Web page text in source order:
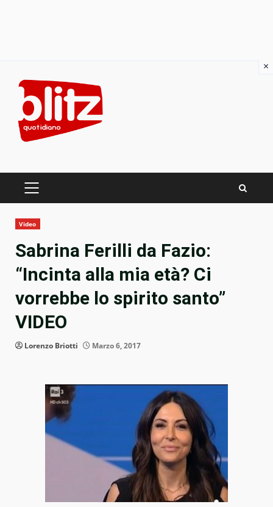
content
PRIMARY
Video
Sabrina Ferilli da Fazio:
“Incinta alla mia età? Ci
vorrebbe lo spirito santo”
VIDEO
Lorenzo Briotti Marzo 6, 2017
×